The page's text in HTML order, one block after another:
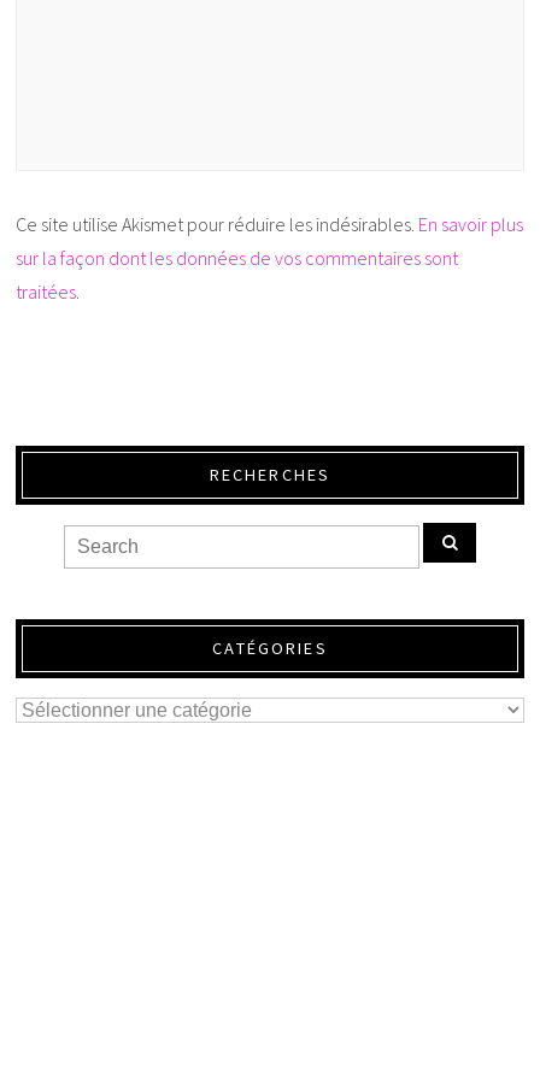
Ce site utilise Akismet pour réduire les indésirables. En savoir plus
sur la façon dont les données de vos commentaires sont
traitées.
RECHERCHES
CATÉGORIES